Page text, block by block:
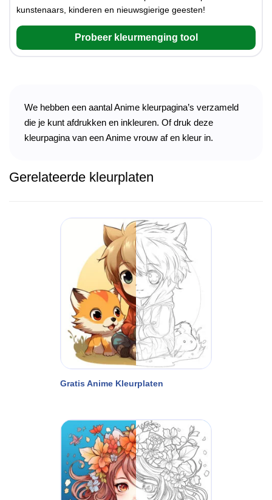
kunstenaars, kinderen en nieuwsgierige geesten!
Probeer kleurmenging tool
We hebben een aantal Anime kleurpagina’s verzameld
die je kunt afdrukken en inkleuren. Of druk deze
kleurpagina van een Anime vrouw af en kleur in.
Gerelateerde kleurplaten
Gratis Anime Kleurplaten